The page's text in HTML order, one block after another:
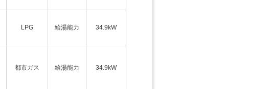
LPG 給湯能力 34.9kW
都市ガス 給湯能力 34.9kW